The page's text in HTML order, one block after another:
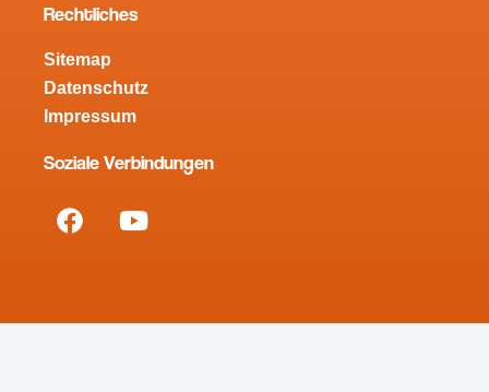
Rechtliches
Sitemap
Datenschutz
Impressum
Soziale Verbindungen